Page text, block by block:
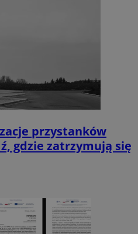
przystanków
gdzie zatrzymują się